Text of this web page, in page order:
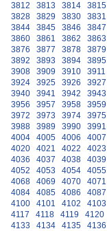
3812
3813 3814 3815
3828
3829 3830 3831
3844
3845 3846 3847
3860
3861 3862 3863
3876
3877 3878 3879
3892
3893 3894 3895
3908
3909 3910 3911
3924
3925 3926 3927
3940
3941 3942 3943
3956
3957 3958 3959
3972
3973 3974 3975
3988
3989 3990 3991
4004
4005 4006 4007
4020
4021 4022 4023
4036
4037 4038 4039
4052
4053 4054 4055
4068
4069 4070 4071
4084
4085 4086 4087
4100
4101 4102 4103
4117
4118 4119 4120
4133
4134 4135 4136